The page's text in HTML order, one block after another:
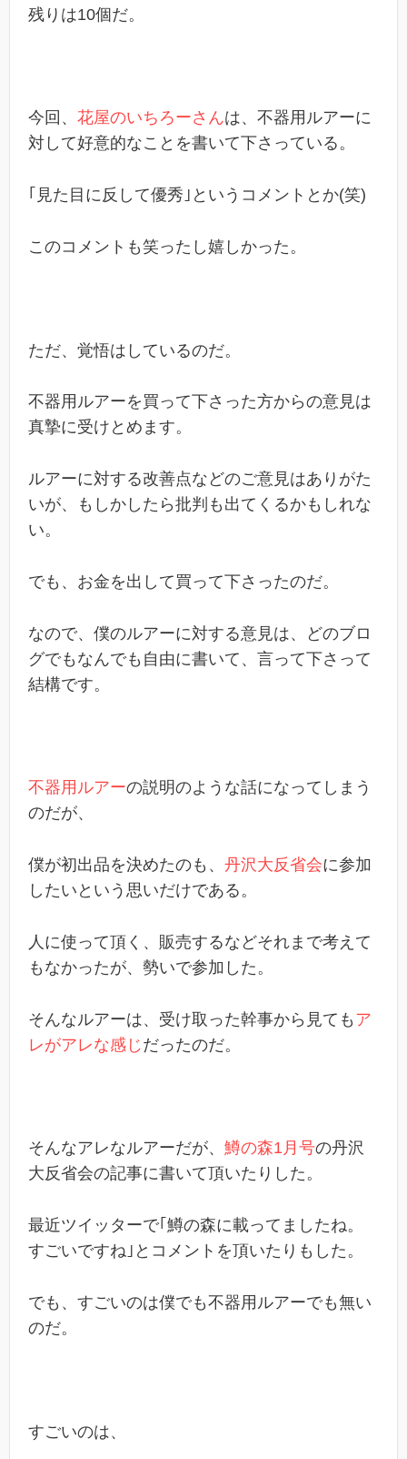
残りは10個だ。
今回、 花屋のいちろーさんは、不器用ルアーに
対して好意的なことを書いて下さっている。
｢見た目に反して優秀｣というコメントとか(笑)
このコメントも笑ったし嬉しかった。
ただ、覚悟はしているのだ。
不器用ルアーを買って下さった方からの意見は
真摯に受けとめます。
ルアーに対する改善点などのご意見はありがた
いが、もしかしたら批判も出てくるかもしれな
い。
でも、お金を出して買って下さったのだ。
なので、僕のルアーに対する意見は、どのブロ
グでもなんでも自由に書いて、言って下さって
結構です。
不器用ルアーの説明のような話になってしまう
のだが、
僕が初出品を決めたのも、 丹沢大反省会に参加
したいという思いだけである。
人に使って頂く、販売するなどそれまで考えて
もなかったが、勢いで参加した。
そんなルアーは、受け取った幹事から見ても ア
レがアレな感じだったのだ。
そんなアレなルアーだが、 鱒の森1月号の丹沢
大反省会の記事に書いて頂いたりした。
最近ツイッターで｢鱒の森に載ってましたね。
すごいですね｣とコメントを頂いたりもした。
でも、すごいのは僕でも不器用ルアーでも無い
のだ。
すごいのは、